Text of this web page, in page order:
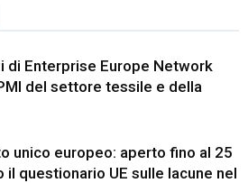
di Enterprise Europe Network
del settore tessile e della
unico europeo: aperto fino al 25
il questionario UE sulle lacune nel